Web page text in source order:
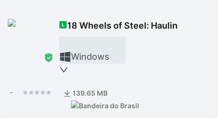
18 Wheels of Steel: Haulin
Windows
- 139.65 MB